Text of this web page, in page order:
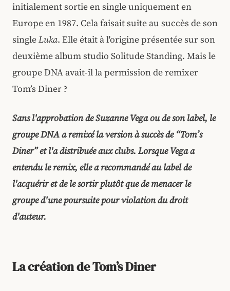
initialement sortie en single uniquement en
Europe en 1987. Cela faisait suite au succès de son
singleLuka. Elle était à l'origine présentée sur son
deuxième album studio Solitude Standing. Mais le
groupe DNA avait-il la permission de remixer
Tom’s Diner ?
Sans l'approbation de Suzanne Vega ou de son label, le
groupe DNA a remixé la version à succès de “Tom’s
Diner” et l'a distribuée aux clubs. Lorsque Vega a
entendu le remix, elle a recommandé au label de
l'acquérir et de le sortir plutôt que de menacer le
groupe d'une poursuite pour violation du droit
d'auteur.
La création de Tom’s Diner